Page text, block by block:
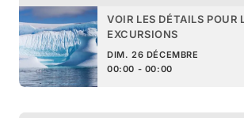
VOIR LES DÉTAILS POUR
EXCURSIONS
DIM. 26 DÉCEMBRE
00:00 - 00:00